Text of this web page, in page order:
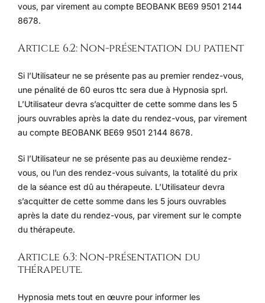
vous, par virement au compte BEOBANK BE69 9501 2144
8678.
Article 6.2: Non-présentation du patient
Si l’Utilisateur ne se présente pas au premier rendez-vous,
une pénalité de 60 euros ttc sera due à Hypnosia sprl.
L’Utilisateur devra s’acquitter de cette somme dans les 5
jours ouvrables après la date du rendez-vous, par virement
au compte BEOBANK BE69 9501 2144 8678.
Si l’Utilisateur ne se présente pas au deuxième rendez-
vous, ou l’un des rendez-vous suivants, la totalité du prix
de la séance est dû au thérapeute. L’Utilisateur devra
s’acquitter de cette somme dans les 5 jours ouvrables
après la date du rendez-vous, par virement sur le compte
du thérapeute.
Article 6.3: Non-présentation du
thérapeute.
Hypnosia mets tout en œuvre pour informer les